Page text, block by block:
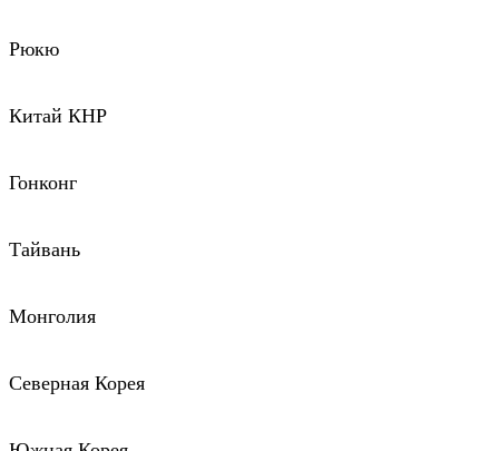
Рюкю
Китай КНР
Гонконг
Тайвань
Монголия
Северная Корея